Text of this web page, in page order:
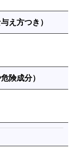
え方つき）
険成分）